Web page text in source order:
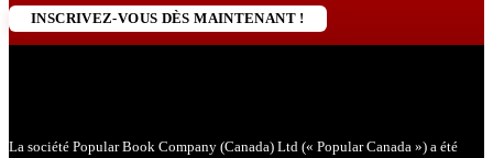
INSCRIVEZ-VOUS DÈS MAINTENANT !
La société Popular Book Company (Canada) Ltd (« Popular Canada ») a été